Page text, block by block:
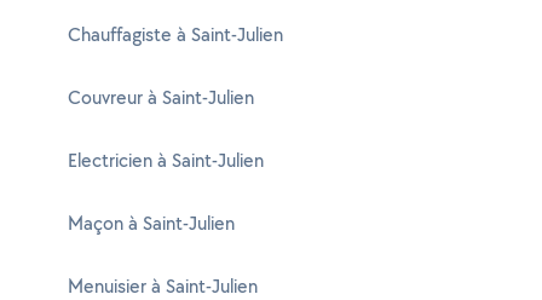
Chauffagiste à Saint-Julien
Couvreur à Saint-Julien
Electricien à Saint-Julien
Maçon à Saint-Julien
Menuisier à Saint-Julien